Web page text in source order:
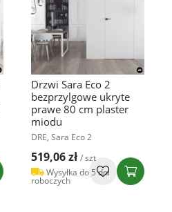
Drzwi Sara Eco 2
bezprzylgowe ukryte
prawe 80 cm plaster
miodu
DRE, Sara Eco 2
519,06 zł / szt
Wysyłka do 5 dni
roboczych